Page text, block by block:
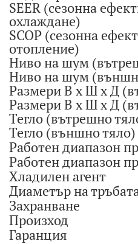
SEER (сезонна
охлаждане)
SCOP (сезонна
отопление)
Ниво на шум
Ниво на шум
Размери В х Ш х Д
Размери В х Ш х Д
Тегло (вътрешно
Тегло (външно тяло)
Работен диапазон
Работен диапазон
Хладилен агент
Диаметър на
Захранване
Произход
Гаранция